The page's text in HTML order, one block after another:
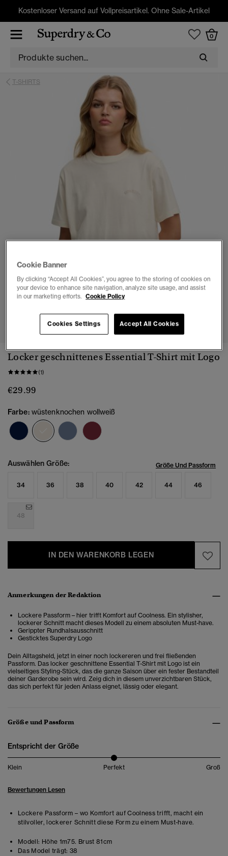
Kostenloser Versand auf Vollpreisartikel. Ohne Sale-Artikel
0
T-SHIRTS
1 2 3 4 5 6
Locker geschnittenes Essential T-Shirt mit Logo
(1)
€29.99
Farbe: wüstenknochen wollweiß
Ausgewählt
Auswählen Größe: Größe Und Passform
34 36 38 40 42 44 46
48
IN DEN WARENKORB LEGEN
Anmerkungen der Redaktion
Lockere Passform – hier trifft Komfort auf Coolness. Ein stylisher,
lockerer Schnitt macht dieses Modell zu einem absoluten Must-have.
Gerippter Rundhalsausschnitt
Gesticktes Superdry Logo
Dein Alltagsheld, jetzt in einer noch lockereren und frei fließenden
Passform. Das locker geschnittene Essential T-Shirt mit Logo ist ein
vielseitiges Styling-Stück, das die ganze Saison über ein fester Bestandteil
deiner Garderobe sein wird. Zeig dich in diesem unverzichtbaren Stück,
das sich perfekt für jeden Anlass eignet, lässig oder elegant.
Größe und Passform
Entspricht der Größe
Klein Perfekt Groß
Bewertungen Lesen
Lockere Passform – wo Komfort auf Coolness trifft, macht ein
stilvoller, lockerer Schnitt diese Form zu einem Must-have.
Modell: Höhe 1m75. Brust 81cm
Das Model trägt: 38
Cookie Banner
By clicking “Accept All Cookies”, you agree to the storing of cookies on
your device to enhance site navigation, analyze site usage, and assist
in our marketing efforts. Cookie Policy
Accept All Cookies
Cookies Settings